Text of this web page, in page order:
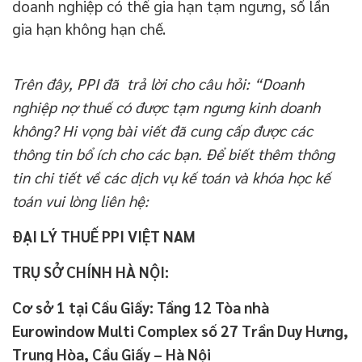
doanh nghiệp có thể gia hạn tạm ngưng, số lần
gia hạn không hạn chế.
Trên đây, PPI đã trả lời cho câu hỏi: “Doanh
nghiệp nợ thuế có được tạm ngưng kinh doanh
không? Hi vọng bài viết đã cung cấp được các
thông tin bổ ích cho các bạn. Để biết thêm thông
tin chi tiết về các dịch vụ kế toán và khóa học kế
toán vui lòng liên hệ:
ĐẠI LÝ THUẾ PPI VIỆT NAM
TRỤ SỞ CHÍNH HÀ NỘI:
Cơ sở 1 tại Cầu Giấy: Tầng 12 Tòa nhà
Eurowindow Multi Complex số 27 Trần Duy Hưng,
Trung Hòa, Cầu Giấy – Hà Nội